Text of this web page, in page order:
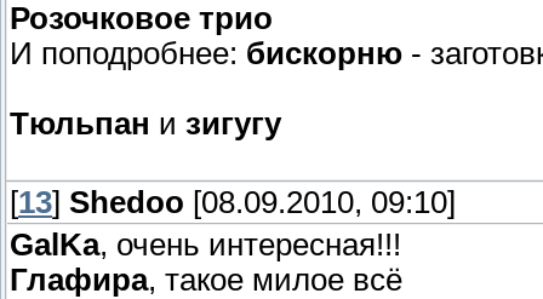
Розочковое трио
И поподробнее: бискорню -
Тюльпан и зигугу
[13] Shedoo [08.09.2010, 09:10]
GalKa, очень интересная!!!
Глафира, такое милое всё